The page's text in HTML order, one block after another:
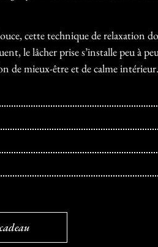
cette technique de relaxation
le lâcher prise s’installe peu à
de mieux-être et de calme intérieur.